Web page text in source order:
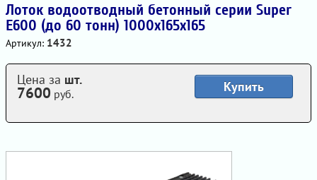
Лоток водоотводный бетонный серии Super
Е600 (до 60 тонн) 1000x165x165
Артикул: 1432
Купить
Цена за шт.
7600 руб.